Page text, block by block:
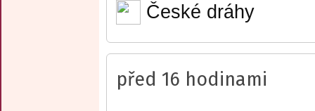
České dráhy
před 16 hodinami